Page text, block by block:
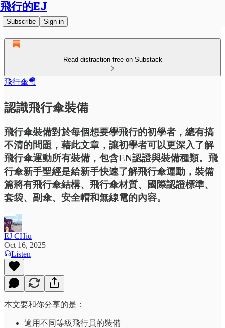
飛行的EJ
Subscribe Sign in
Read distraction-free on Substack
飛行傘🪂
認識飛行傘裝備
飛行傘裝備對於每個想要學飛行的初學者，總有搞
不清的問題，藉此文章，讓初學者可以更深入了解
飛行傘運動所有裝備，包含EN認證與裝備種類。飛
行傘新手聖經是給新手快速了解飛行傘運動，裝備
篇將有飛行傘結構、飛行傘材質、國際認證標準、
套袋、副傘、安全帽和無線電的內容。
EJ CHiu
Oct 16, 2025
Listen
本文要和你分享的是：
適用不同等級飛行員的裝備